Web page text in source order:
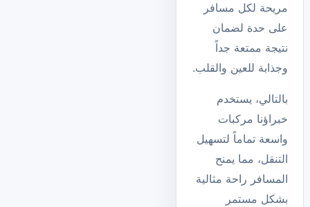
مريحة لكل مسافر
على حدة لضمان
نتيجة ممتعة جداً
وجذابة للعين والقلب.
بالتالي، يستخدم
خبراؤنا مركبات
واسعة تماماً لتسهيل
التنقل، مما يمنح
المسافر راحة مثالية
بشكل مستمر